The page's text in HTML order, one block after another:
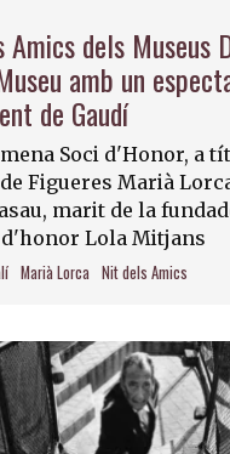
Amics dels Museus
amb un
de Gaudí
Soci d'Honor, a
Figueres Marià
marit de la
Lola Mitjans
Marià Lorca Nit dels Amics